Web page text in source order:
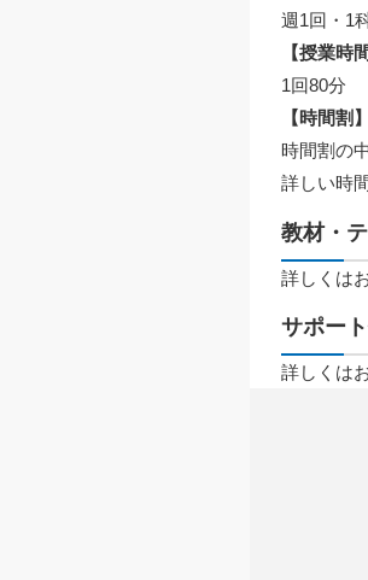
週1回・1
【授業時
1回80分
【時間割】
時間割の
詳しい時
教材・
詳しくは
サポー
詳しくは